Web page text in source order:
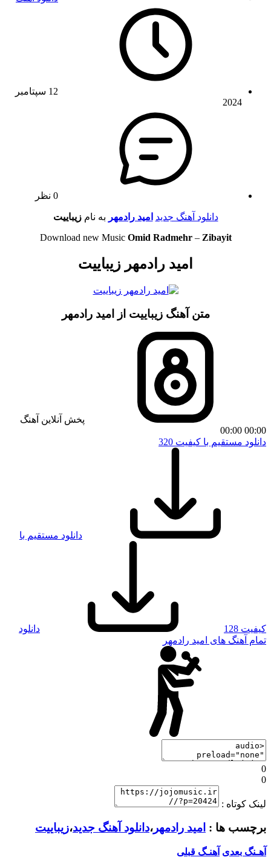
12 سپتامبر
2024
دانلود آهنگ جدید امید رادمهر به نامزیباییت
Download new Music Omid Radmehr– Zibayit
امید رادمهر زیباییت
متن آهنگ زیباییت از امید رادمهر
پخش آنلاین آهنگ
00:00
00:00
دانلود مستقیم با کیفیت 320
دانلود مستقیم با
کیفیت 128
دانلود
تمام آهنگ های امید رادمهر
0
0
لینک کوتاه :
برچسب ها : امید رادمهر ،دانلود آهنگ جدید،زیباییت
آهـنگ بعدی آهنـگ قبلی